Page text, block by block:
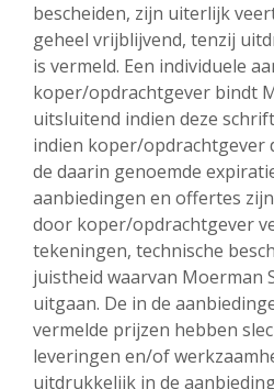
bescheiden, zijn uiterlijk
geheel vrijblijvend, tenzij
is vermeld. Een individuele
koper/opdrachtgever bindt
uitsluitend indien deze
indien koper/opdrachtgever
de daarin genoemde
aanbiedingen en offertes
door koper/opdrachtgever
tekeningen, technische
juistheid waarvan Moerman
uitgaan. De in de
vermelde prijzen hebben
leveringen en/of
uitdrukkelijk in de